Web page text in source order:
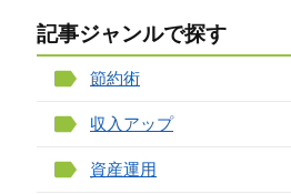
記事ジャンルで探す
節約術
収入アップ
資産運用